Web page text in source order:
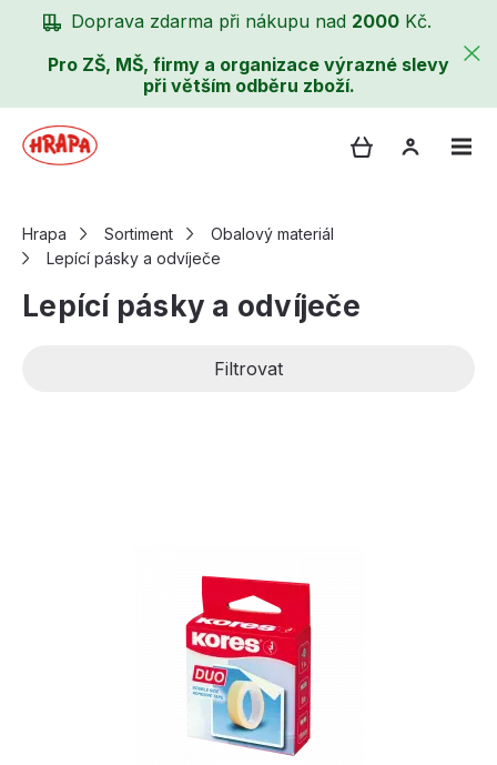
Doprava zdarma při nákupu nad 2000 Kč.
Pro ZŠ, MŠ, firmy a organizace výrazné slevy
při větším odběru zboží.
Hrapa Sortiment
Obalový materiál
Lepící pásky a odvíječe
Lepící pásky a odvíječe
Filtrovat